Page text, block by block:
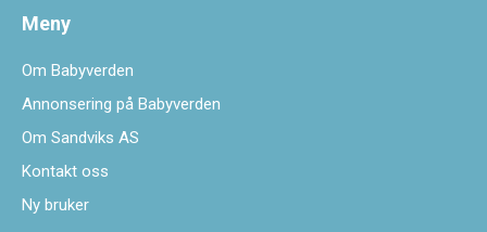
Meny
Om Babyverden
Annonsering på Babyverden
Om Sandviks AS
Kontakt oss
Ny bruker